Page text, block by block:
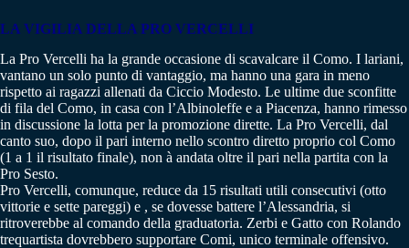
LA VIGILIA DELLA PRO VERCELLI
La Pro Vercelli ha la grande occasione di scavalcare il Como. I lariani,
vantano un solo punto di vantaggio, ma hanno una gara in meno
rispetto ai ragazzi allenati da Ciccio Modesto. Le ultime due sconfitte
di fila del Como, in casa con l’Albinoleffe e a Piacenza, hanno rimesso
in discussione la lotta per la promozione dirette. La Pro Vercelli, dal
canto suo, dopo il pari interno nello scontro diretto proprio col Como
(1 a 1 il risultato finale), non à andata oltre il pari nella partita con la
Pro Sesto.
Pro Vercelli, comunque, reduce da 15 risultati utili consecutivi (otto
vittorie e sette pareggi) e , se dovesse battere l’Alessandria, si
ritroverebbe al comando della graduatoria. Zerbi e Gatto con Rolando
trequartista dovrebbero supportare Comi, unico terminale offensivo.